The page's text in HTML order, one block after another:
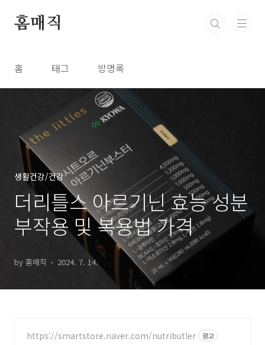
홈매직
홈 태그 방명록
생활건강/건강
더리틀스 아르기닌 효능 성분
부작용 및 복용법 가격
by 홈매직 2024. 7. 14.
https://smartstore.naver.com/nutributler 광고